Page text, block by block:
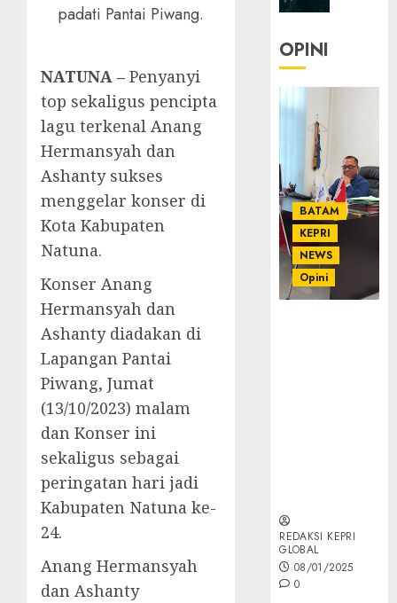
padati Pantai Piwang.
NATUNA – Penyanyi
top sekaligus pencipta
lagu terkenal Anang
Hermansyah dan
Ashanty sukses
menggelar konser di
Kota Kabupaten
Natuna.
Konser Anang
Hermansyah dan
Ashanty diadakan di
Lapangan Pantai
Piwang, Jumat
(13/10/2023) malam
dan Konser ini
sekaligus sebagai
peringatan hari jadi
Kabupaten Natuna ke-
24.
Anang Hermansyah
dan Ashanty
OPINI
BATAM
KEPRI
NEWS
Opini
REDAKSI KEPRI
GLOBAL
08/01/2025
0